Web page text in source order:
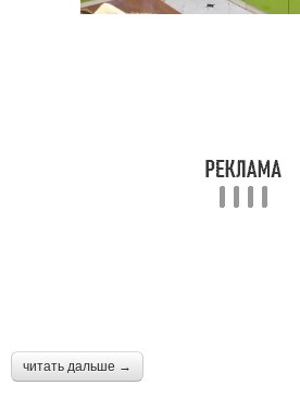
читать дальше →